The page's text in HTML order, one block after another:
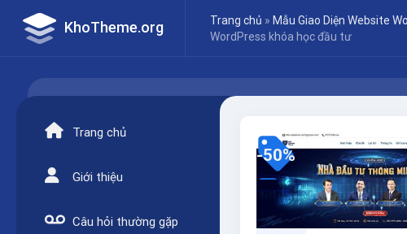
KhoTheme.org Trang chủ »Mẫu Giao Diện Website
WordPress khóa học đầu tư
Trang chủ
Giới thiệu
Câu hỏi thường gặp
-50%